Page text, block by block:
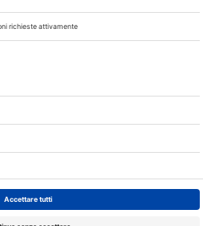
| P.iva 08056040960
Viale Enrico Forlanini 21 -
Milano n° 5578/2022 del